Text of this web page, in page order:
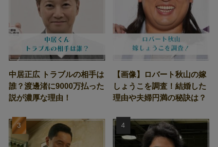
中居正広 トラブルの相手は
誰？渡邊渚に9000万払った
説が濃厚な理由！
【画像】ロバート秋山の嫁
しょうこを調査！結婚した
理由や夫婦円満の秘訣は？